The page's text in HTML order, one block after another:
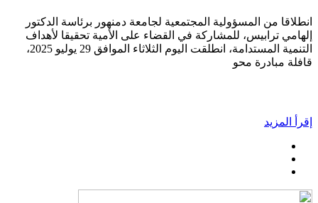
انطلاقا من المسؤولية المجتمعية لجامعة دمنهور برئاسة الدكتور
إلهامي ترابيس، للمشاركة في القضاء على الأمية تحقيقا لأهداف
التنمية المستدامة، انطلقت اليوم الثلاثاء الموافق 29 يوليو 2025،
قافلة مبادرة محو
إقرأ المزيد